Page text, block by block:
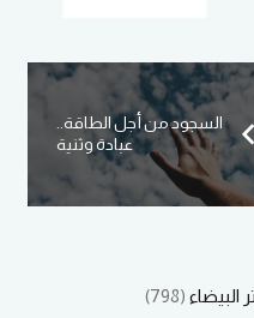
السجود من أجل الطاقة..
عبادة وثنية
(798)